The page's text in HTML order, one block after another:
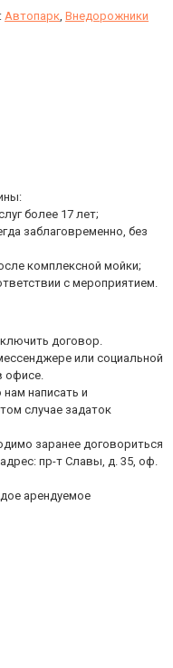
Автопарк, Внедорожники
более 17 лет;
заблаговременно, без
комплексной мойки;
с мероприятием.
договор.
или социальной
офисе.
написать и
случае задаток
заранее договориться
пр-т Славы, д. 35, оф.
арендуемое